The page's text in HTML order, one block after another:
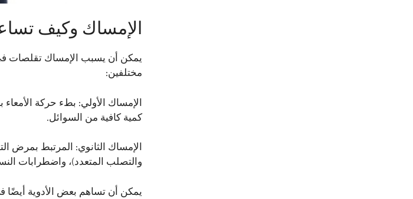
الإمساك وكيف
يمكن أن يسبب الإمساك تقلصات
مختلفين:
الإمساك الأولي: بطء حركة
كمية كافية من السوائل.
الإمساك الثانوي: المرتبط بمرض
والتصلب المتعدد)، واضطرابات
يمكن أن تساهم بعض الأدوية أيضًا